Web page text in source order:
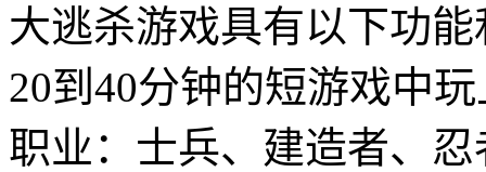
大逃杀游戏具有以下功
20到40分钟的短游戏中
职业：士兵、建造者、